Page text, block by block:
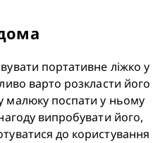
портативне ліжко у
варто розкласти його
малюку поспати у ньому
випробувати його,
до користування